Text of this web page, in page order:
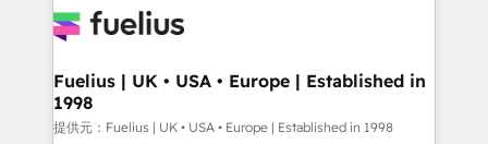
for you and execute it on HubSpot. We are on the
framework, meaning we've been accredited by
HubSpot and vetted by the CCS, which means we
can support public sector companies as well the
Fuelius | UK • USA • Europe | Established in
1998
提供元：Fuelius | UK • USA • Europe | Established in 1998